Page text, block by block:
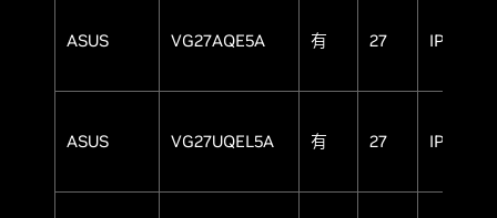
ASUS VG27AQE5A 有 27 IPS
ASUS VG27UQEL5A 有 27 IPS